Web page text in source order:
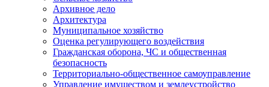
Архивное дело
Архитектура
Муниципальное хозяйство
Оценка регулирующего воздействия
Гражданская оборона, ЧС и общественная
безопасность
Территориально-общественное самоуправление
Управление имуществом и землеустройство